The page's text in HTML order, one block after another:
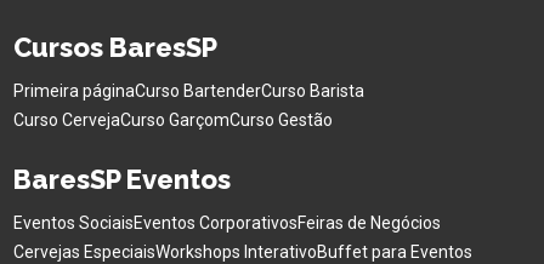
Cursos BaresSP
Primeira páginaCurso BartenderCurso Barista
Curso CervejaCurso GarçomCurso Gestão
BaresSP Eventos
Eventos SociaisEventos CorporativosFeiras de Negócios
Cervejas EspeciaisWorkshops InterativoBuffet para Eventos